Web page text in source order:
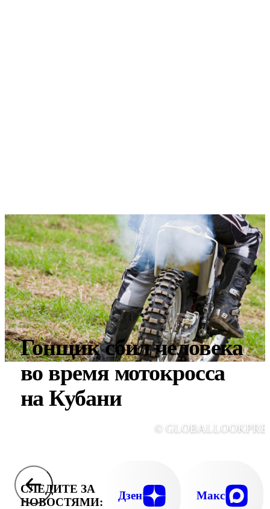
Гонщик сбил человека
во время мотокросса
на Кубани
©
СЛЕДИТЕ ЗА
НОВОСТЯМИ:
Дзен Макс